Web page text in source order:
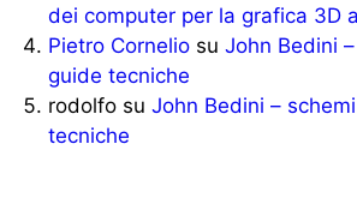
dei computer per la grafica 3D
Pietro Cornelio su John Bedini
guide tecniche
rodolfo su John Bedini –
tecniche